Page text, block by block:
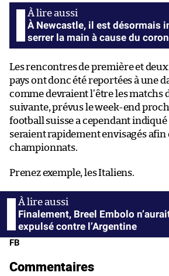
À Newcastle, il est désormais
serrer la main à cause du
Les rencontres de première et
pays ont donc été reportées à une
comme devraient l’être les matchs
suivante, prévus le week-end
football suisse a cependant indiqué
seraient rapidement envisagés
championnats.
Prenez exemple, les Italiens.
Finalement, Breel Embolo
expulsé contre l’Argentine
FB
Commentaires